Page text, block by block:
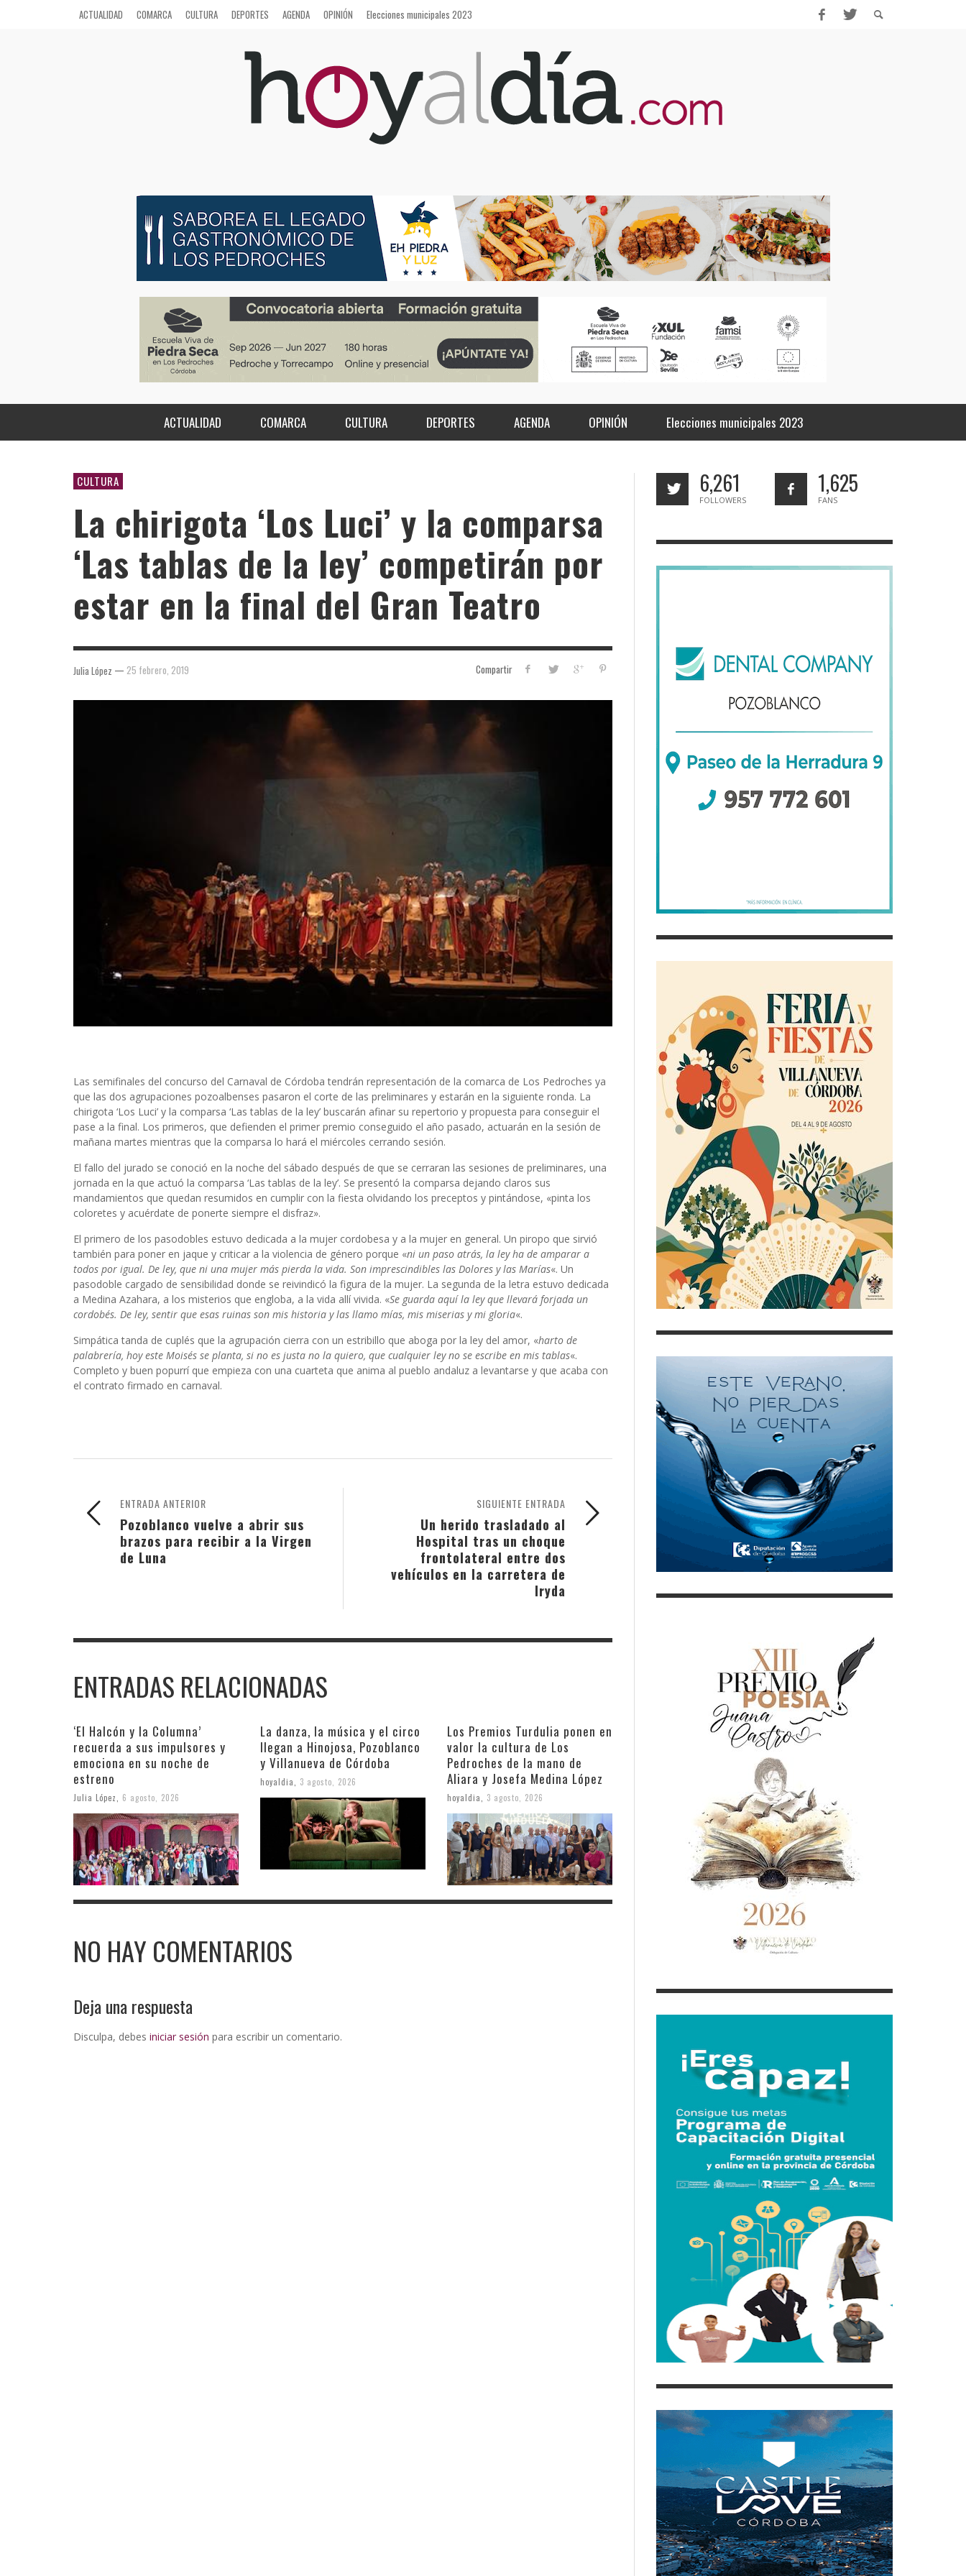
ACTUALIDAD COMARCA CULTURA DEPORTES AGENDA OPINIÓN Elecciones municipales 2023
ACTUALIDAD COMARCA CULTURA DEPORTES AGENDA OPINIÓN Elecciones municipales 2023
CULTURA
La chirigota ‘Los Luci’ y la comparsa
‘Las tablas de la ley’ competirán por
estar en la final del Gran Teatro
Compartir
Julia López — 25 febrero, 2019
Las semifinales del concurso del Carnaval de Córdoba tendrán representación de la comarca de Los Pedroches ya
que las dos agrupaciones pozoalbenses pasaron el corte de las preliminares y estarán en la siguiente ronda. La
chirigota ‘Los Luci’ y la comparsa ‘Las tablas de la ley’ buscarán afinar su repertorio y propuesta para conseguir el
pase a la final. Los primeros, que defienden el primer premio conseguido el año pasado, actuarán en la sesión de
mañana martes mientras que la comparsa lo hará el miércoles cerrando sesión.
El fallo del jurado se conoció en la noche del sábado después de que se cerraran las sesiones de preliminares, una
jornada en la que actuó la comparsa ‘Las tablas de la ley’. Se presentó la comparsa dejando claros sus
mandamientos que quedan resumidos en cumplir con la fiesta olvidando los preceptos y pintándose, «pinta los
coloretes y acuérdate de ponerte siempre el disfraz».
El primero de los pasodobles estuvo dedicada a la mujer cordobesa y a la mujer en general. Un piropo que sirvió
también para poner en jaque y criticar a la violencia de género porque «ni un paso atrás, la ley ha de amparar a
todos por igual. De ley, que ni una mujer más pierda la vida. Son imprescindibles las Dolores y las Marías«. Un
pasodoble cargado de sensibilidad donde se reivindicó la figura de la mujer. La segunda de la letra estuvo dedicada
a Medina Azahara, a los misterios que engloba, a la vida allí vivida. «Se guarda aquí la ley que llevará forjada un
cordobés. De ley, sentir que esas ruinas son mis historia y las llamo mías, mis miserias y mi gloria«.
Simpática tanda de cuplés que la agrupación cierra con un estribillo que aboga por la ley del amor, «harto de
palabrería, hoy este Moisés se planta, si no es justa no la quiero, que cualquier ley no se escribe en mis tablas«.
Completo y buen popurrí que empieza con una cuarteta que anima al pueblo andaluz a levantarse y que acaba con
el contrato firmado en carnaval.
SIGUIENTE ENTRADA
Un herido trasladado al
Hospital tras un choque
frontolateral entre dos
vehículos en la carretera de
Iryda
ENTRADA ANTERIOR
Pozoblanco vuelve a abrir sus
brazos para recibir a la Virgen
de Luna
ENTRADAS RELACIONADAS
‘El Halcón y la Columna’
recuerda a sus impulsores y
emociona en su noche de
estreno
Julia López 6 agosto, 2026
La danza, la música y el circo
llegan a Hinojosa, Pozoblanco
y Villanueva de Córdoba
hoyaldia 3 agosto, 2026
Los Premios Turdulia ponen en
valor la cultura de Los
Pedroches de la mano de
Aliara y Josefa Medina López
hoyaldia 3 agosto, 2026
NO HAY COMENTARIOS
Deja una respuesta
Disculpa, debes iniciar sesión para escribir un comentario.
6,261
FOLLOWERS
1,625
FANS